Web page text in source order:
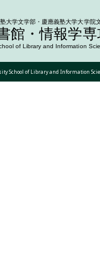
School of Library and Information